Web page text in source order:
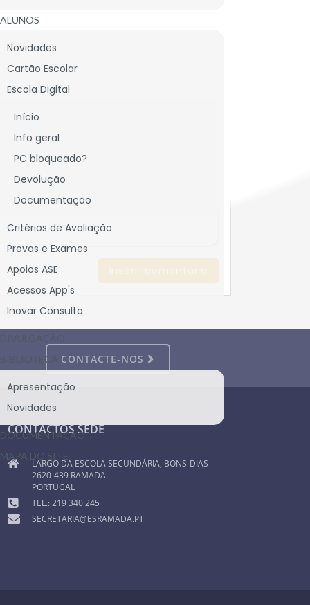
ALUNOS
Novidades
Cartão Escolar
Escola Digital
Início
Info geral
PC bloqueado?
Devolução
Documentação
Critérios de Avaliação
Provas e Exames
Apoios ASE
Acessos App's
Inovar Consulta
DIVULGAÇÃO
BIBLIOTECA
Apresentação
Novidades
DOCUMENTAÇÃO
MAPA DO SITE
introduzidas pelos Despachos Normativos
*
CONTACTE-NOS
CONTACTOS SEDE
LARGO DA ESCOLA SECUNDÁRIA, BONS-DIAS
2620-439 RAMADA
PORTUGAL
TEL.: 219 340 245
SECRETARIA@ESRAMADA.PT